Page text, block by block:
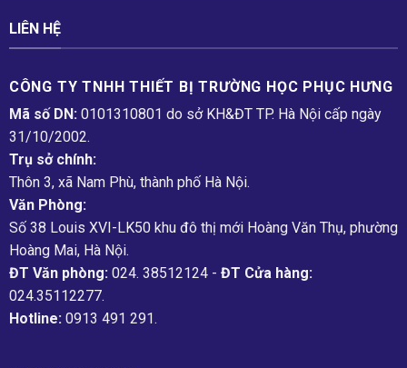
LIÊN HỆ
CÔNG TY TNHH THIẾT BỊ TRƯỜNG HỌC PHỤC H­ƯNG
Mã số DN: 0101310801 do sở KH&ĐT TP. Hà Nội cấp ngày
31/10/2002.
Trụ sở chính:
Thôn 3, xã Nam Phù, thành phố Hà Nội.
Văn Phòng:
Số 38 Louis XVI-LK50 khu đô thị mới Hoàng Văn Thụ, phường
Hoàng Mai, Hà Nội.
ĐT Văn phòng:024. 38512124 - ĐT Cửa hàng:
024.35112277.
Hotline:0913 491 291.